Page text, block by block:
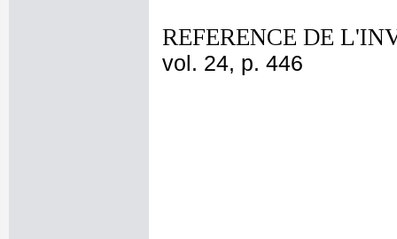
REFERENCE DE
vol. 24, p. 446